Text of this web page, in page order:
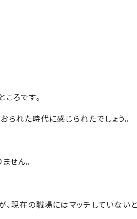
ろです。
れた時代に感じられたでしょう。
せん。
、現在の職場にはマッチしていない